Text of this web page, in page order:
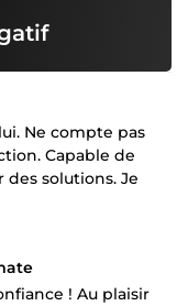
Ne compte pas
Capable de
solutions. Je
! Au plaisir